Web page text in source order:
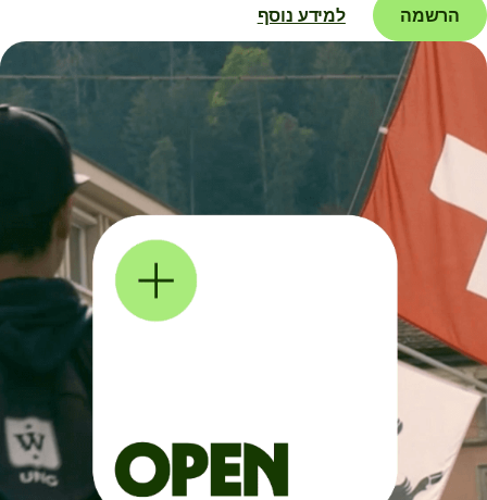
הרשמה למידע נוסף